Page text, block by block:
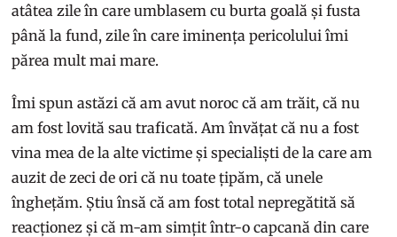
atâtea zile în care umblasem cu burta goală și fusta
până la fund, zile în care iminența pericolului îmi
părea mult mai mare.
Îmi spun astăzi că am avut noroc că am trăit, că nu
am fost lovită sau traficată. Am învățat că nu a fost
vina mea de la alte victime și specialiști de la care am
auzit de zeci de ori că nu toate țipăm, că unele
înghețăm. Știu însă că am fost total nepregătită să
reacționez și că m-am simțit într-o capcană din care